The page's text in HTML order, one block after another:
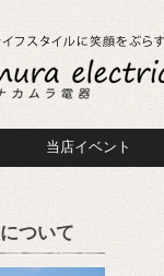
当店イベント
ついて